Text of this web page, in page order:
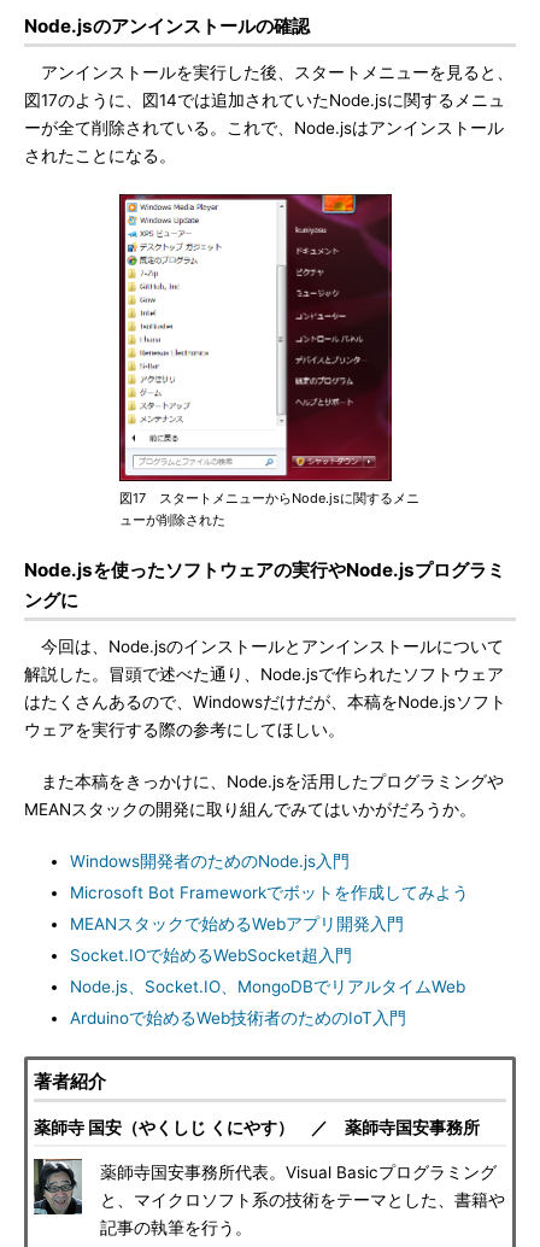
Node.jsのアンインストールの確認
アンインストールを実行した後、スタートメニューを見ると、
図17のように、図14では追加されていたNode.jsに関するメニュ
ーが全て削除されている。これで、Node.jsはアンインストール
されたことになる。
図17 スタートメニューからNode.jsに関するメニ
ューが削除された
Node.jsを使ったソフトウェアの実行やNode.jsプログラミ
ングに
今回は、Node.jsのインストールとアンインストールについて
解説した。冒頭で述べた通り、Node.jsで作られたソフトウェア
はたくさんあるので、Windowsだけだが、本稿をNode.jsソフト
ウェアを実行する際の参考にしてほしい。
また本稿をきっかけに、Node.jsを活用したプログラミングや
MEANスタックの開発に取り組んでみてはいかがだろうか。
Windows開発者のためのNode.js入門
Microsoft Bot Frameworkでボットを作成してみよう
MEANスタックで始めるWebアプリ開発入門
Socket.IOで始めるWebSocket超入門
Node.js、Socket.IO、MongoDBでリアルタイムWeb
Arduinoで始めるWeb技術者のためのIoT入門
著者紹介
薬師寺 国安（やくしじ くにやす） ／ 薬師寺国安事務所
薬師寺国安事務所代表。Visual Basicプログラミング
と、マイクロソフト系の技術をテーマとした、書籍や
記事の執筆を行う。